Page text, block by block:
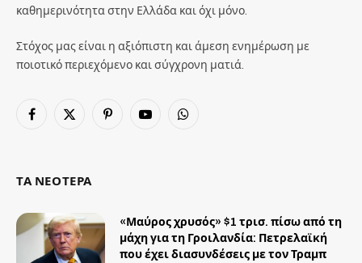
καθημερινότητα στην Ελλάδα και όχι μόνο.
Στόχος μας είναι η αξιόπιστη και άμεση ενημέρωση με
ποιοτικό περιεχόμενο και σύγχρονη ματιά.
Facebook
X
PinterestYouTubeWhatsApp
ΤΑ ΝΕΟΤΕΡΑ
«Μαύρος χρυσός» $1 τρισ. πίσω από τη
μάχη για τη Γροιλανδία: Πετρελαϊκή
που έχει διασυνδέσεις με τον Τραμπ